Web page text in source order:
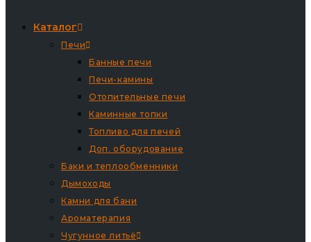
Каталог
Печи
Банные печи
Печи-камины
Отопительные печи
Каминные топки
Топливо для печей
Доп. оборудование
Баки и теплообменники
Дымоходы
Камни для бани
Ароматерапия
Чугунное литьё